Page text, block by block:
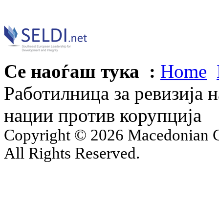
Се наоѓаш тука : Home
Работилница за ревизија
нации против корупција
Copyright © 2026 Macedonian
All Rights Reserved.